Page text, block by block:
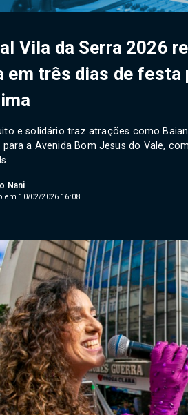
Vila da Serra 2026
em três dias de festa
e solidário traz atrações como
para a Avenida Bom Jesus do Vale,
Nani
em 10/02/2026 16:08